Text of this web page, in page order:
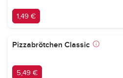
1,49 €
Pizzabrötchen Classic
5,49 €